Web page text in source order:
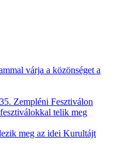
várja a közönséget a
Zempléni Fesztiválon
telik meg
meg az idei Kurultájt